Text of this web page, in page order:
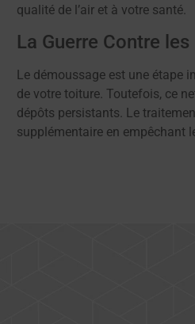
qualité de l’air et à votre santé.
La Guerre Contre
Le démoussage est une étape
de votre toiture. Toutefois, ce
dépôts persistants. Le
supplémentaire en empêchant